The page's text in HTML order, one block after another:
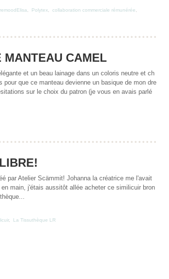
Polytex collaboration commerciale rémunérée
CAMEL
et un beau lainage dans un coloris neutre et ch
pour que ce manteau devienne un basique de mon dre
sur le choix du patron (je vous en avais parlé
par Atelier Scämmit! Johanna la créatrice me l'avait
main, j'étais aussitôt allée acheter ce similicuir bron
, La Tissuthèque LR